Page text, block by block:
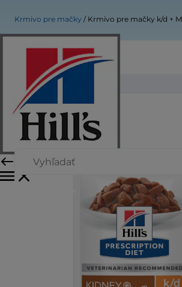
Krmivo pre mačky Krmivo pre mačky k/d +
Krmivo pre mačky k/d + Mobility